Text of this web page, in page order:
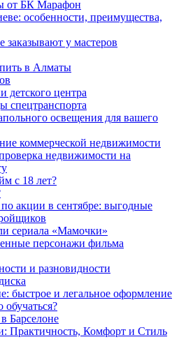
от БК Марафон
особенности, преимущества,
у мастеров
в Алматы
детского центра
спецтранспорта
освещения для вашего
коммерческой недвижимости
недвижимости на
с 18 лет?
акции в сентябре: выгодные
сериала «Мамочки»
персонажи фильма
и разновидности
быстрое и легальное оформление
обучаться?
Барселоне
Практичность, Комфорт и Стиль